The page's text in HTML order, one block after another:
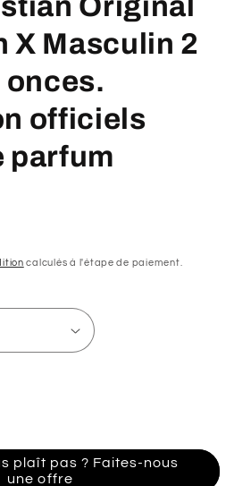
Original
X Masculin 2
onces.
officiels
parfum
calculés à l'étape de paiement.
plaît pas ? Faites-nous
une offre